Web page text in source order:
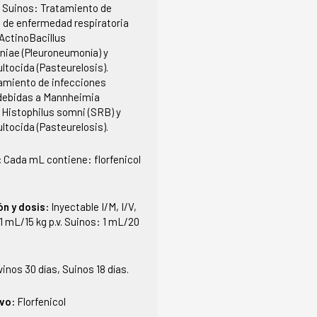
Suinos: Tratamiento de
enfermedad respiratoria
(Pleuroneumonía) y
(Pasteurelosis).
de infecciones
a Mannheimia
somni (SRB) y
(Pasteurelosis).
Cada mL contiene: florfenicol
y dosis: Inyectable I/M, I/V,
mL/15 kg p.v. Suinos: 1 mL/20
30 días, Suinos 18 días.
Florfenicol